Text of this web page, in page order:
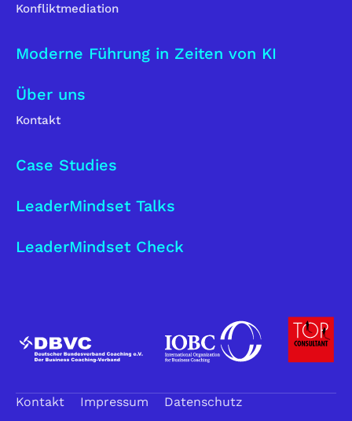
Konfliktmediation
Moderne Führung in Zeiten von KI
Über uns
Kontakt
Case Studies
LeaderMindset Talks
LeaderMindset Check
Kontakt Impressum Datenschutz